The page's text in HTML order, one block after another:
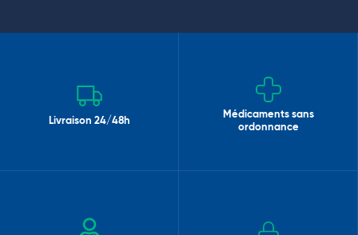
Livraison 24/48h
Médicaments sans
ordonnance